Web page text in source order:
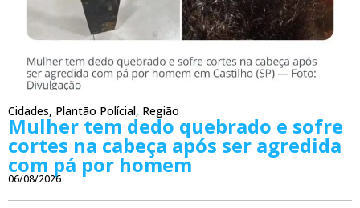
Cidades, Plantão Polícial, Região
Mulher tem dedo quebrado e sofre
cortes na cabeça após ser agredida
com pá por homem
06/08/2026